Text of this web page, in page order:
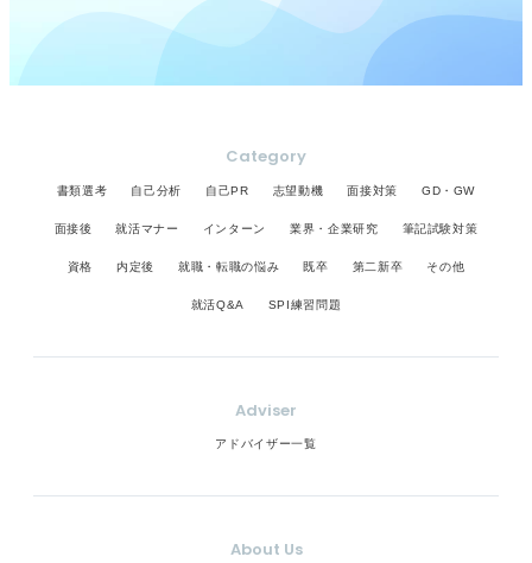
Category
書類選考 自己分析 自己PR 志望動機 面接対策 GD・GW
面接後 就活マナー インターン 業界・企業研究 筆記試験対策
資格 内定後 就職・転職の悩み 既卒 第二新卒 その他
就活Q&A SPI練習問題
Adviser
アドバイザー一覧
About Us